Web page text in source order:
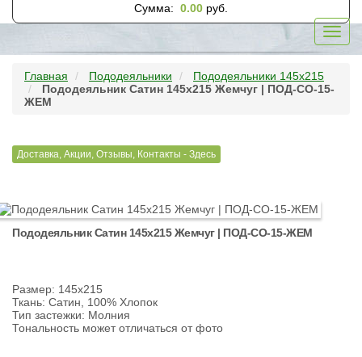
Сумма: 0.00 руб.
Главная Пододеяльники
Пододеяльники 145х215
Пододеяльник Сатин 145х215 Жемчуг | ПОД-СО-15-
ЖЕМ
Доставка, Акции, Отзывы, Контакты - Здесь
Пододеяльник Сатин 145х215 Жемчуг | ПОД-СО-15-ЖЕМ
Размер: 145х215
Ткань: Сатин, 100% Хлопок
Тип застежки: Молния
Тональность может отличаться от фото